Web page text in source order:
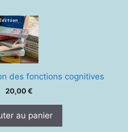
des fonctions cognitives
20,00€
au panier